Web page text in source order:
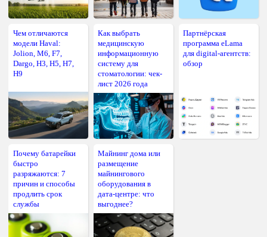
Чем отличаются
модели Haval:
Jolion, M6, F7,
Dargo, H3, H5, H7,
H9
Как выбрать
медицинскую
информационную
систему для
стоматологии: чек-
лист 2026 года
Партнёрская
программа eLama
для digital-агентств:
обзор
Почему батарейки
быстро
разряжаются: 7
причин и способы
продлить срок
службы
Майнинг дома или
размещение
майнингового
оборудования в
дата-центре: что
выгоднее?